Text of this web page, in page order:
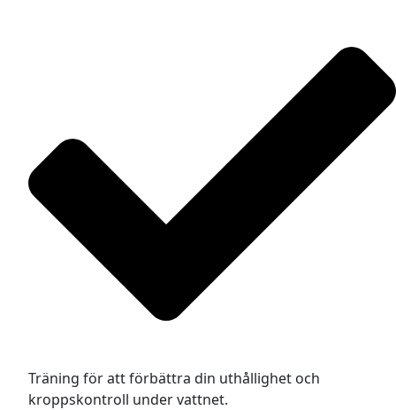
Träning för att förbättra din uthållighet och
kroppskontroll under vattnet.